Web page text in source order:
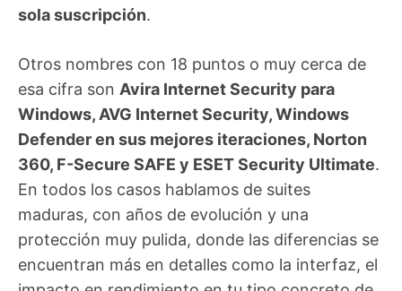
sola suscripción.
Otros nombres con 18 puntos o muy cerca de
esa cifra son Avira Internet Security para
Windows, AVG Internet Security, Windows
Defender en sus mejores iteraciones, Norton
360, F-Secure SAFE y ESET Security Ultimate.
En todos los casos hablamos de suites
maduras, con años de evolución y una
protección muy pulida, donde las diferencias se
encuentran más en detalles como la interfaz, el